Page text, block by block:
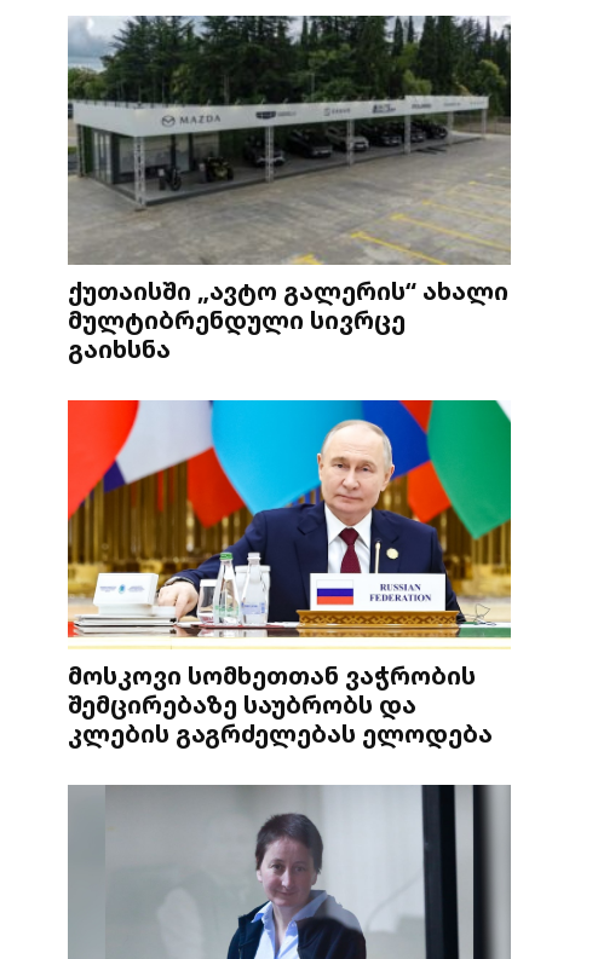
ქუთაისში „ავტო გალერის“ ახალი
მულტიბრენდული სივრცე
გაიხსნა
მოსკოვი სომხეთთან ვაჭრობის
შემცირებაზე საუბრობს და
კლების გაგრძელებას ელოდება